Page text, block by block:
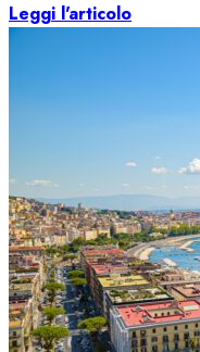
Leggi l'articolo